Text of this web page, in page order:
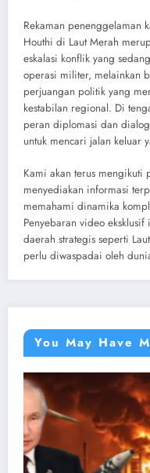
Rekaman penenggelaman
Houthi di Laut Merah
eskalasi konflik yang
operasi militer, melainkan
perjuangan politik yang
kestabilan regional. Di
peran diplomasi dan
untuk mencari jalan keluar
Kami akan terus mengikuti
menyediakan informasi
memahami dinamika
Penyebaran video
daerah strategis seperti
perlu diwaspadai oleh
You May Have